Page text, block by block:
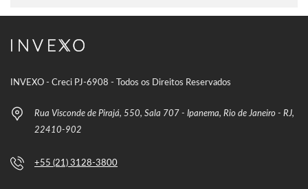
INVEXO - Creci PJ-6908 - Todos os Direitos Reservados
Rua Visconde de Pirajá, 550, Sala 707 - Ipanema, Rio de Janeiro - RJ,
22410-902
+55 (21) 3128-3800